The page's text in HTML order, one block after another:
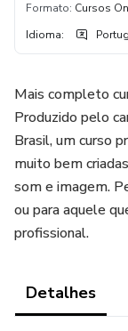
Formato: Cursos
Idioma:
Mais completo
Produzido pelo
Brasil, um curso
muito bem
som e imagem.
ou para aquele
profissional.
Detalhes